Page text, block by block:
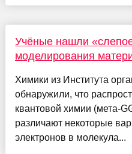
Учёные нашли
моделирования
Химики из Института
обнаружили, что
квантовой химии (мета-
различают некоторые
электронов в молекула...